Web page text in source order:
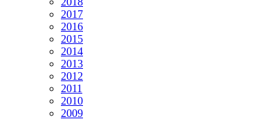
2017
2016
2015
2014
2013
2012
2011
2010
2009